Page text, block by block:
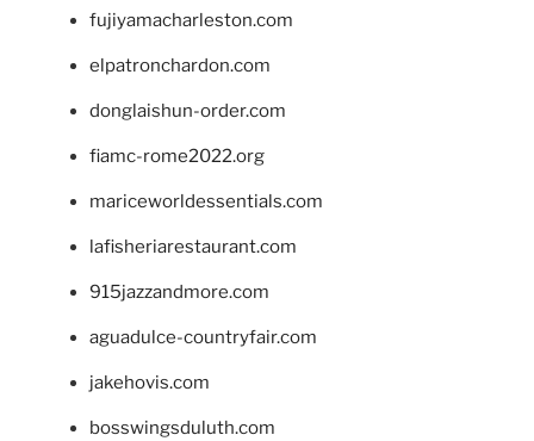
fujiyamacharleston.com
elpatronchardon.com
donglaishun-order.com
fiamc-rome2022.org
mariceworldessentials.com
lafisheriarestaurant.com
915jazzandmore.com
aguadulce-countryfair.com
jakehovis.com
bosswingsduluth.com